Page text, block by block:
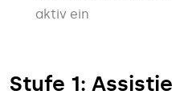
aktiv ein
Stufe 1: